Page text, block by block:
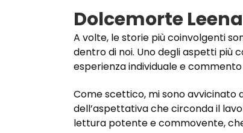
Dolcemorte
A volte, le storie più coinvolgenti
dentro di noi. Uno degli aspetti più
esperienza individuale e
Come scettico, mi sono avvicinato
dell’aspettativa che circonda il
lettura potente e commovente,